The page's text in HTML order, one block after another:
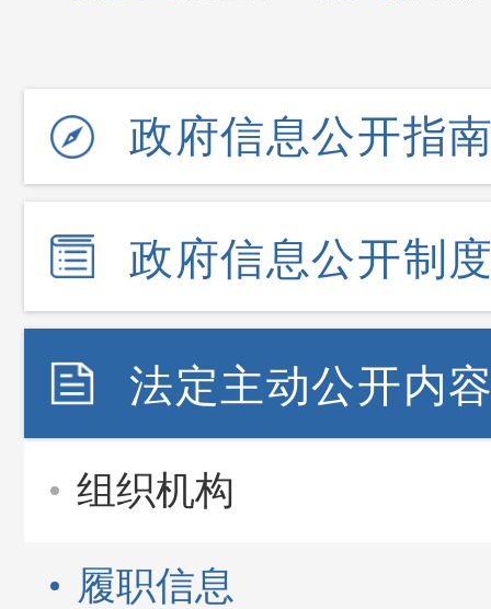
政府信息公开指
政府信息公开制
法定主动公开内
组织机构
履职信息